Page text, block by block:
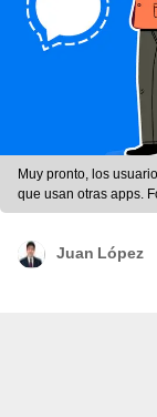
Muy pronto, los
que usan otras apps.
Juan López